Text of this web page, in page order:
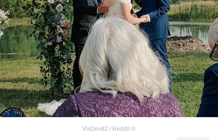
©
VisDev82 / Reddit